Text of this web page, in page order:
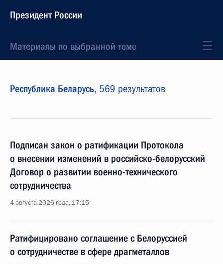
Президент России
Материалы по выбранной теме
Республика Беларусь, 569 результатов
Подписан закон о ратификации Протокола
о внесении изменений в российско-белорусский
Договор о развитии военно-технического
сотрудничества
4 августа 2026 года, 17:15
Ратифицировано соглашение с Белоруссией
о сотрудничестве в сфере драгметаллов